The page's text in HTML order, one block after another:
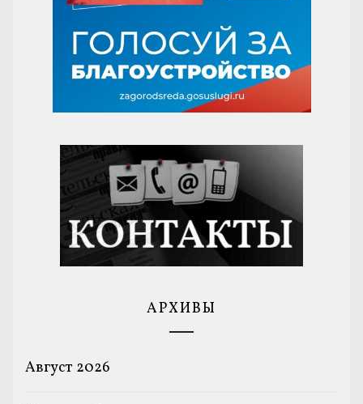
АРХИВЫ
Август 2026